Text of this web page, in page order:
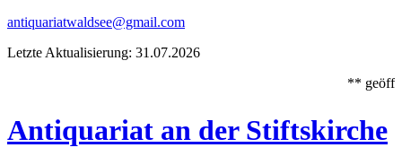
antiquariatwaldsee@gmail.com
Letzte Aktualisierung: 31.07.2026
**
Antiquariat an der Stiftskirche